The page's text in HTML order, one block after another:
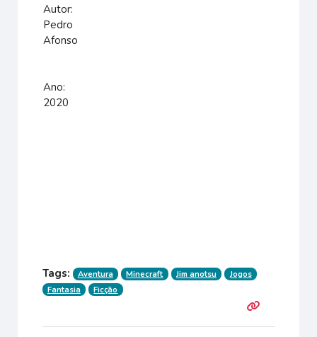
Autor:
Pedro
Afonso
Ano:
2020
Tags: Aventura Minecraft Jim anotsu
Jogos
Fantasia
Ficção